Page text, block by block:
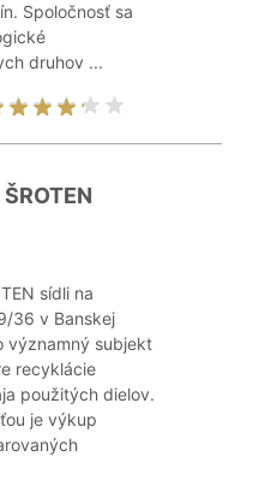
Spoločnosť sa
druhov ...
sídli na
36 v Banskej
významný subjekt
recyklácie
použitých dielov.
je výkup